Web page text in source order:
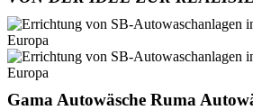
Gama Autowäsche Ruma